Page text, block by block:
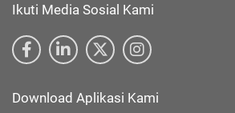
Ikuti Media Sosial Kami
Download Aplikasi Kami